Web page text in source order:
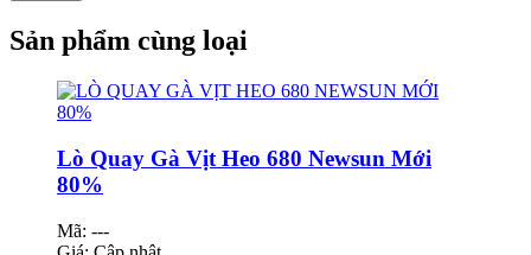
Sản phẩm cùng loại
Lò Quay Gà Vịt Heo 680 Newsun Mới
80%
Mã: ---